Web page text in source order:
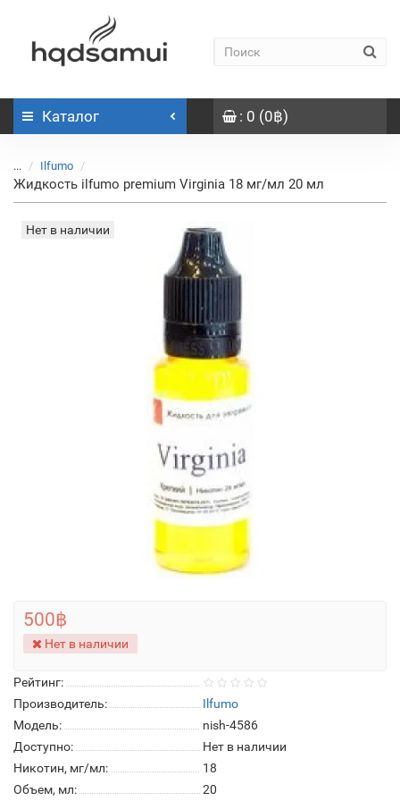
Каталог : 0 (0฿)
... Ilfumo
Жидкость ilfumo premium Virginia 18 мг/мл 20 мл
Нет в наличии
Рейтинг:
Производитель:
Ilfumo
Модель:
nish-4586
Доступно:
Нет в наличии
Никотин, мг/мл:
18
Объем, мл:
20
500฿
Нет в наличии